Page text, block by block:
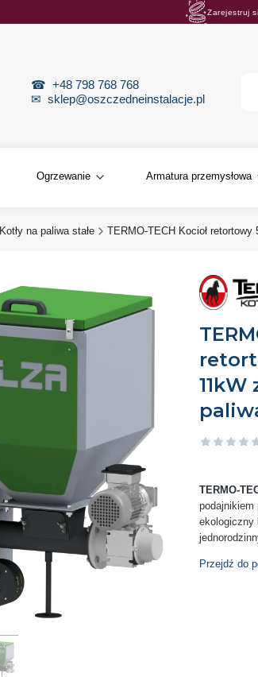
Zarejestruj
☎ +48 798 768 768
✉ sklep@oszczedneinstalacje.pl
Ogrzewanie Armatura przemysłowa
Kotły na paliwa stałe TERMO-TECH Kocioł
TERMO-
podajnikiem
ekologiczny
Przejdź do